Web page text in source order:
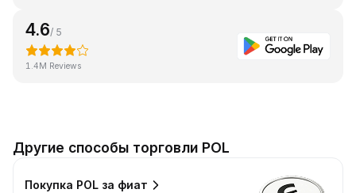
4.6/ 5
1.4M Reviews
Другие способы торговли POL
Покупка POL за фиат